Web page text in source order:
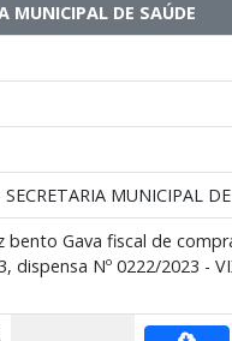
MUNICIPAL DE SAÚDE
MUNICIPAL
bento Gava fiscal de
dispensa Nº 0222/2023 -